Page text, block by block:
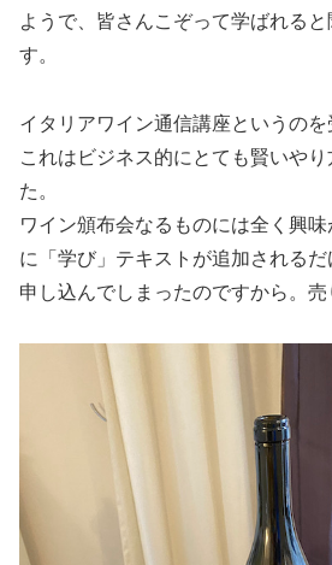
ようで、皆さんこぞって学ばれる
す。
イタリアワイン通信講座というのを
これはビジネス的にとても賢いや
た。
ワイン頒布会なるものには全く興
に「学び」テキストが追加される
申し込んでしまったのですから。売